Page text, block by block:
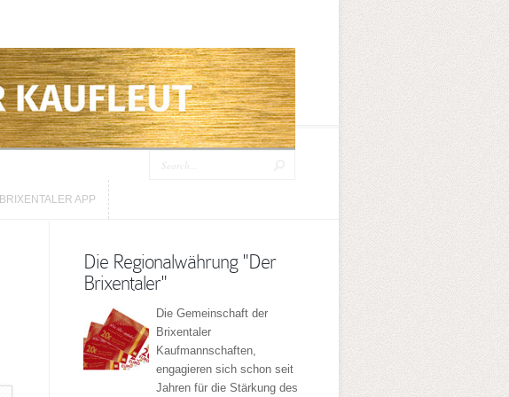
BRIXENTALER APP
Die Regionalwährung "Der
Brixentaler"
Die Gemeinschaft der
Brixentaler
Kaufmannschaften,
engagieren sich schon seit
Jahren für die Stärkung des